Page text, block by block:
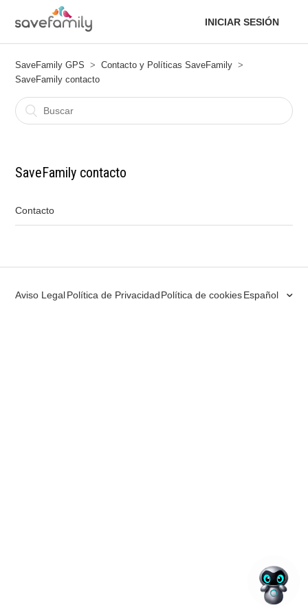
INICIAR SESIÓN
SaveFamily GPS
Contacto y Políticas SaveFamily
SaveFamily contacto
SaveFamily contacto
Contacto
Aviso LegalPolítica de PrivacidadPolítica de cookiesEspañol